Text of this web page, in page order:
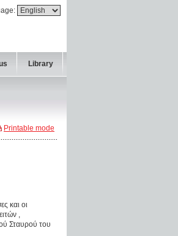
Library
Printable mode
και οι
,
Σταυρού του